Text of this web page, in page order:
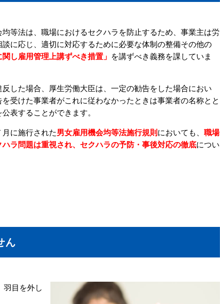
均等法は、職場におけるセクハラを防止するため、事業主は労
談に応じ、適切に対応するために必要な体制の整備その他の
関し雇用管理上講ずべき措置」 を講ずべき義務を課していま
反した場合、厚生労働大臣は、一定の勧告をした場合におい
受けた事業者がこれに従わなかったときは事業者の名称とと
表することができます。
月に施行された男女雇用機会均等法施行規則 においても、 職場
ハラ問題は重視され、セクハラの予防・事後対応の徹底につい
ん
羽目を外し